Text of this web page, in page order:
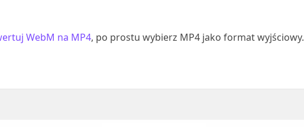
WebM na MP4, po prostu wybierz MP4 jako format wyjściowy.